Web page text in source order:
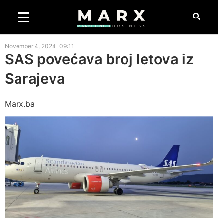
November 4, 2024 09:11
SAS povećava broj letova iz
Sarajeva
Marx.ba